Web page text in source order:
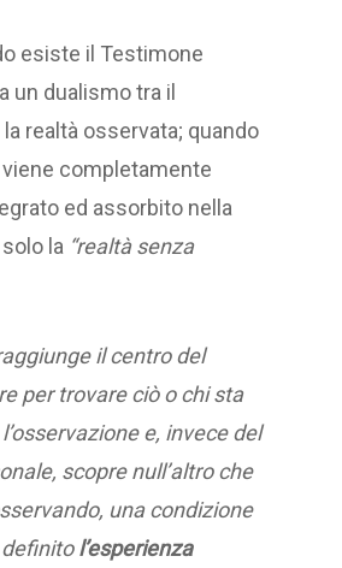
esiste il Testimone
un dualismo tra il
realtà osservata; quando
completamente
ed assorbito nella
la “realtà senza
il centro del
per trovare ciò o chi sta
e, invece del
scopre null’altro che
una condizione
l’esperienza